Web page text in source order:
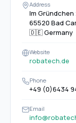
Address
Im Gründchen
65520 Bad
🇩🇪Germany
Website
robatech.de
Phone
+49 (0)6434
Email